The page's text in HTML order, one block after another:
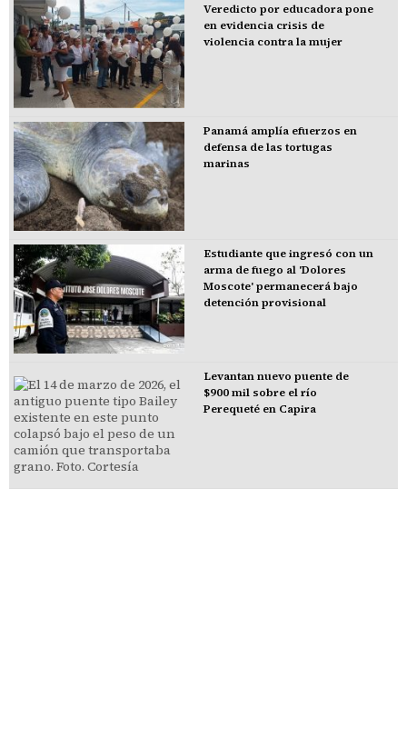
Veredicto por educadora pone
en evidencia crisis de
violencia contra la mujer
Panamá amplía efuerzos en
defensa de las tortugas
marinas
Estudiante que ingresó con un
arma de fuego al 'Dolores
Moscote' permanecerá bajo
detención provisional
Levantan nuevo puente de
$900 mil sobre el río
Perequeté en Capira